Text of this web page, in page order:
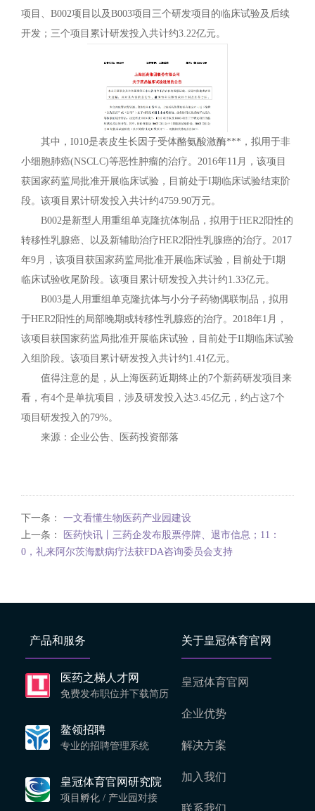
项目、B002项目以及B003项目三个研发项目的临床试验及后续
开发；三个项目累计研发投入共计约3.22亿元。
其中，I010是表皮生长因子受体酪氨酸激酶***，拟用于非
小细胞肺癌(NSCLC)等恶性肿瘤的治疗。2016年11月，该项目
获国家药监局批准开展临床试验，目前处于I期临床试验结束阶
段。该项目累计研发投入共计约4759.90万元。
B002是新型人用重组单克隆抗体制品，拟用于HER2阳性的
转移性乳腺癌、以及新辅助治疗HER2阳性乳腺癌的治疗。2017
年9月，该项目获国家药监局批准开展临床试验，目前处于I期
临床试验收尾阶段。该项目累计研发投入共计约1.33亿元。
B003是人用重组单克隆抗体与小分子药物偶联制品，拟用
于HER2阳性的局部晚期或转移性乳腺癌的治疗。2018年1月，
该项目获国家药监局批准开展临床试验，目前处于II期临床试验
入组阶段。该项目累计研发投入共计约1.41亿元。
值得注意的是，从上海医药近期终止的7个新药研发项目来
看，有4个是单抗项目，涉及研发投入达3.45亿元，约占这7个
项目研发投入的79%。
来源：企业公告、医药投资部落
下一条： 一文看懂生物医药产业园建设
上一条：
医药快讯丨三药企发布股票停牌、退市信息；11：
0，礼来阿尔茨海默病疗法获FDA咨询委员会支持
产品和服务
医药之梯人才网
免费发布职位并下载简历
鳌领招聘
专业的招聘管理系统
皇冠体育官网研究院
项目孵化 / 产业园对接
关于皇冠体育官网
皇冠体育官网
企业优势
解决方案
加入我们
联系我们